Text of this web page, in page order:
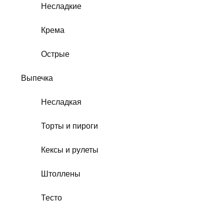
Несладкие
Крема
Острые
Выпечка
Несладкая
Торты и пироги
Кексы и рулеты
Штоллены
Тесто